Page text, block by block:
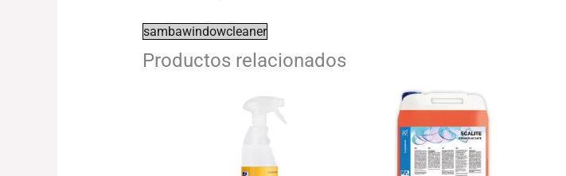
sambawindowcleaner
Productos relacionados